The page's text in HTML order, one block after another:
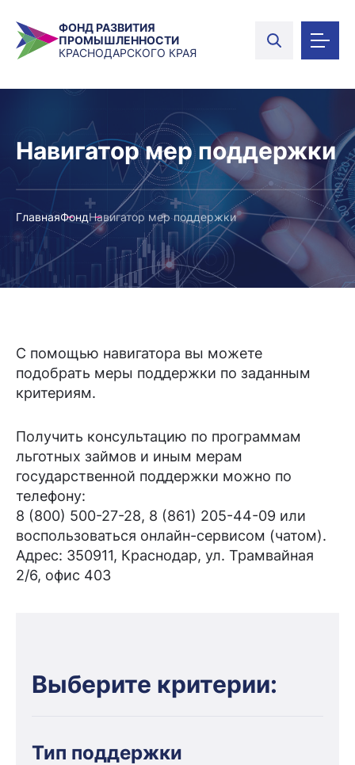
ФОНД РАЗВИТИЯ
ПРОМЫШЛЕННОСТИ
КРАСНОДАРСКОГО КРАЯ
Навигатор мер поддержки
ГлавнаяФондНавигатор мер поддержки
С помощью навигатора вы можете
подобрать меры поддержки по заданным
критериям.
Получить консультацию по программам
льготных займов и иным мерам
государственной поддержки можно по
телефону:
8 (800) 500-27-28, 8 (861) 205-44-09 или
воспользоваться онлайн-сервисом (чатом).
Адрес: 350911, Краснодар, ул. Трамвайная
2/6, офис 403
Выберите критерии:
Тип поддержки